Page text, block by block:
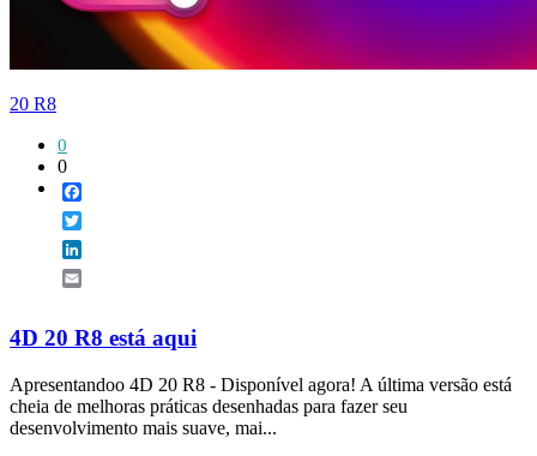
20 R8
0
0
4D 20 R8 está aqui
Apresentandoo 4D 20 R8 - Disponível agora! A última versão está
cheia de melhoras práticas desenhadas para fazer seu
desenvolvimento mais suave, mai...